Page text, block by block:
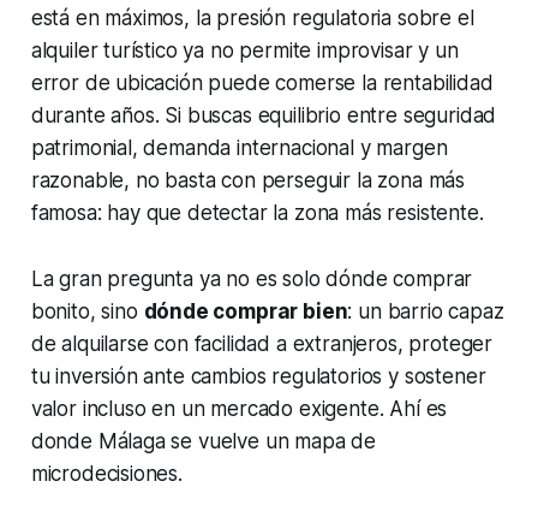
está en máximos, la presión regulatoria sobre el
alquiler turístico ya no permite improvisar y un
error de ubicación puede comerse la rentabilidad
durante años. Si buscas equilibrio entre seguridad
patrimonial, demanda internacional y margen
razonable, no basta con perseguir la zona más
famosa: hay que detectar la zona más resistente.
La gran pregunta ya no es solo dónde comprar
bonito, sino dónde comprar bien: un barrio capaz
de alquilarse con facilidad a extranjeros, proteger
tu inversión ante cambios regulatorios y sostener
valor incluso en un mercado exigente. Ahí es
donde Málaga se vuelve un mapa de
microdecisiones.